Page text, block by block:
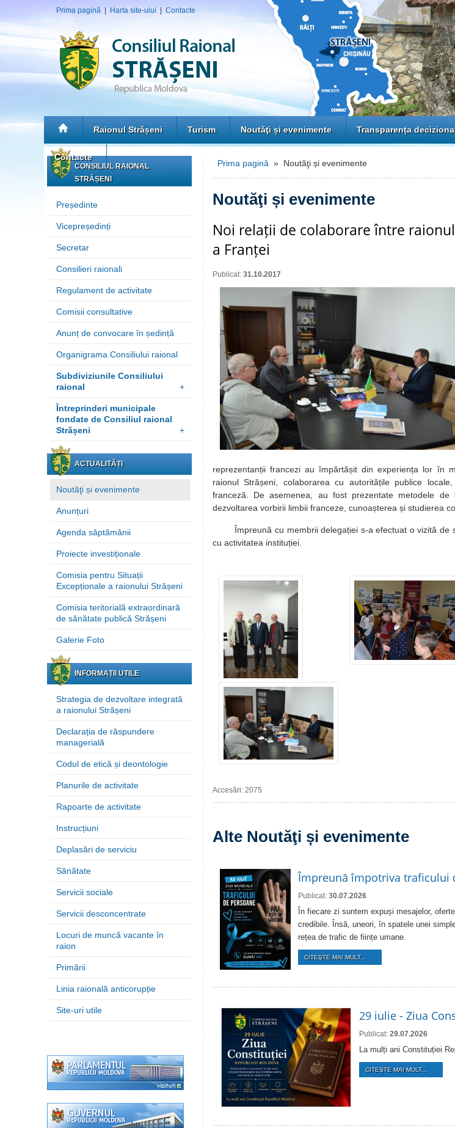
Prima pagină Harta site-ului Contacte
Raionul Strășeni Turism Noutăţi și evenimente Transparența
Contacte
CONSILIUL RAIONAL
STRĂȘENI
Președinte
Vicepreședinți
Secretar
Consilieri raionali
Regulament de activitate
Comisii consultative
Anunț de convocare în ședință
Organigrama Consiliului raional
Subdiviziunile Consiliului
raional
+
Întreprinderi municipale
fondate de Consiliul raional
Strășeni
+
ACTUALITĂȚI
Noutăţi și evenimente
Anunțuri
Agenda săptămânii
Proiecte investiționale
Comisia pentru Situații
Excepționale a raionului Strășeni
Comisia teritorială extraordinară
de sănătate publică Strășeni
Galerie Foto
INFORMAȚII UTILE
Strategia de dezvoltare integrată
a raionului Strășeni
Declarația de răspundere
managerială
Codul de etică și deontologie
Planurile de activitate
Rapoarte de activitate
Instrucțiuni
Deplasări de serviciu
Sănătate
Servicii sociale
Servicii desconcentrate
Locuri de muncă vacante în
raion
Primării
Linia raională anticorupție
Site-uri utile
Prima pagină » Noutăţi și evenimente
Noutăţi și evenimente
Noi relații de colaborare între
a Franței
Publicat: 31.10.2017
reprezentanții francezi au împărtășit din experiența lor în
raionul Strășeni, colaborarea cu autoritățile publice
franceză. De asemenea, au fost prezentate metodele
dezvoltarea vorbirii limbii franceze, cunoașterea și studierea
Împreună cu membrii delegației s-a efectuat o vizită de
cu activitatea instituției.
Accesări: 2075
Alte Noutăţi și evenimente
Împreună împotriva traficului
Publicat:30.07.2026
În fiecare zi suntem expuși mesajelor,
credibile. Însă, uneori, în spatele unei
rețea de trafic de ființe umane.
CITEŞTE MAI MULT...
29 iulie - Ziua
Publicat: 29.07.2026
La mulți ani Constituției
CITEŞTE MAI MULT...